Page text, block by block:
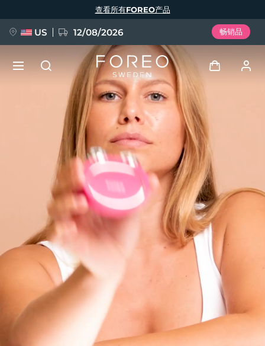
查看所有FOREO产品
US 12/08/2026 畅销品
我的设备
我的订单
我的地址
我的订阅
FAQ™ Pure Beauty-Tech Elixir
BREAKING NEWS
issa™ Teeth Whitening Set
FAQ™ Dual LED Panel
Deutsch
Español
Français
Italiano
Português
Svenska
Русский
Türkçe
简体中文 繁體中文
发货国家
美国 8/12/26
预计送达日期